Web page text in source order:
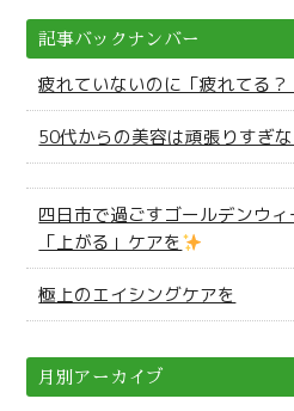
記事バックナンバー
疲れていないのに「疲れてる
50代からの美容は頑張りすぎ
四日市で過ごすゴールデンウィ
「上がる」ケアを
極上のエイシングケアを
月別アーカイブ